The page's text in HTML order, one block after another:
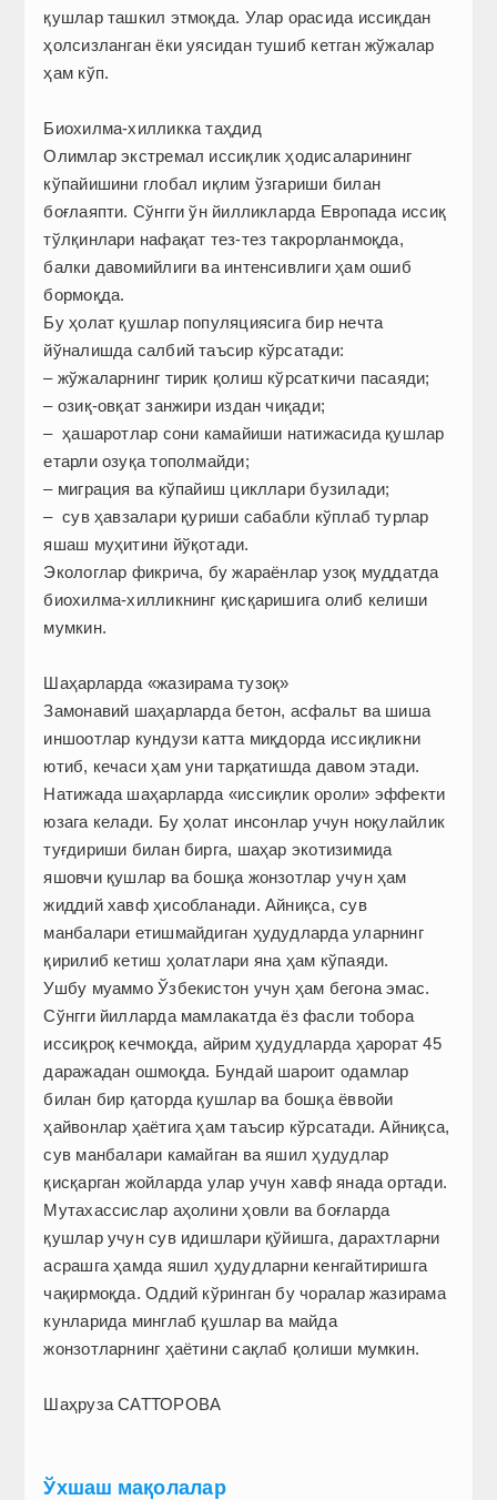
қушлар ташкил этмоқда. Улар орасида иссиқдан
ҳолсизланган ёки уясидан тушиб кетган жўжалар
ҳам кўп.
Биохилма-хилликка таҳдид
Олимлар экстремал иссиқлик ҳодисаларининг
кўпайишини глобал иқлим ўзгариши билан
боғлаяпти. Сўнгги ўн йилликларда Европада иссиқ
тўлқинлари нафақат тез-тез такрорланмоқда,
балки давомийлиги ва интенсивлиги ҳам ошиб
бормоқда.
Бу ҳолат қушлар популяциясига бир нечта
йўналишда салбий таъсир кўрсатади:
– жўжаларнинг тирик қолиш кўрсаткичи пасаяди;
– озиқ-овқат занжири издан чиқади;
– ҳашаротлар сони камайиши натижасида қушлар
етарли озуқа тополмайди;
– миграция ва кўпайиш цикллари бузилади;
– сув ҳавзалари қуриши сабабли кўплаб турлар
яшаш муҳитини йўқотади.
Экологлар фикрича, бу жараёнлар узоқ муддатда
биохилма-хилликнинг қисқаришига олиб келиши
мумкин.
Шаҳарларда «жазирама тузоқ»
Замонавий шаҳарларда бетон, асфальт ва шиша
иншоотлар кундузи катта миқдорда иссиқликни
ютиб, кечаси ҳам уни тарқатишда давом этади.
Натижада шаҳарларда «иссиқлик ороли» эффекти
юзага келади. Бу ҳолат инсонлар учун ноқулайлик
туғдириши билан бирга, шаҳар экотизимида
яшовчи қушлар ва бошқа жонзотлар учун ҳам
жиддий хавф ҳисобланади. Айниқса, сув
манбалари етишмайдиган ҳудудларда уларнинг
қирилиб кетиш ҳолатлари яна ҳам кўпаяди.
Ушбу муаммо Ўзбекистон учун ҳам бегона эмас.
Сўнгги йилларда мамлакатда ёз фасли тобора
иссиқроқ кечмоқда, айрим ҳудудларда ҳарорат 45
даражадан ошмоқда. Бундай шароит одамлар
билан бир қаторда қушлар ва бошқа ёввойи
ҳайвонлар ҳаётига ҳам таъсир кўрсатади. Айниқса,
сув манбалари камайган ва яшил ҳудудлар
қисқарган жойларда улар учун хавф янада ортади.
Мутахассислар аҳолини ҳовли ва боғларда
қушлар учун сув идишлари қўйишга, дарахтларни
асрашга ҳамда яшил ҳудудларни кенгайтиришга
чақирмоқда. Оддий кўринган бу чоралар жазирама
кунларида минглаб қушлар ва майда
жонзотларнинг ҳаётини сақлаб қолиши мумкин.
Шаҳруза САТТОРОВА
Ўхшаш мақолалар